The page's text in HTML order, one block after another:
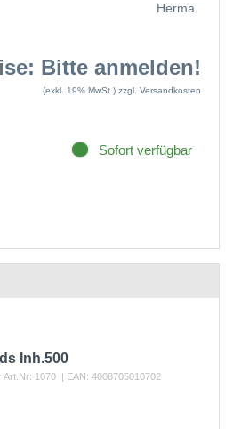
Herma
Bitte anmelden!
(exkl. 19% MwSt.) zzgl. Versandkosten
Sofort verfügbar
Inh.500
Art.Nr: 1070 | EAN: 4008705010702